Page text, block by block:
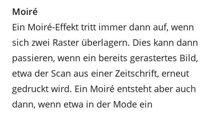
Moiré
Ein Moiré-Effekt tritt immer dann auf, wenn
sich zwei Raster überlagern. Dies kann dann
passieren, wenn ein bereits gerastertes Bild,
etwa der Scan aus einer Zeitschrift, erneut
gedruckt wird. Ein Moiré entsteht aber auch
dann, wenn etwa in der Mode ein